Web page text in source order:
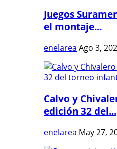
Juegos
el montaje...
enelarea Ago 3,
Calvo y
edición 32 del...
enelarea May 27,